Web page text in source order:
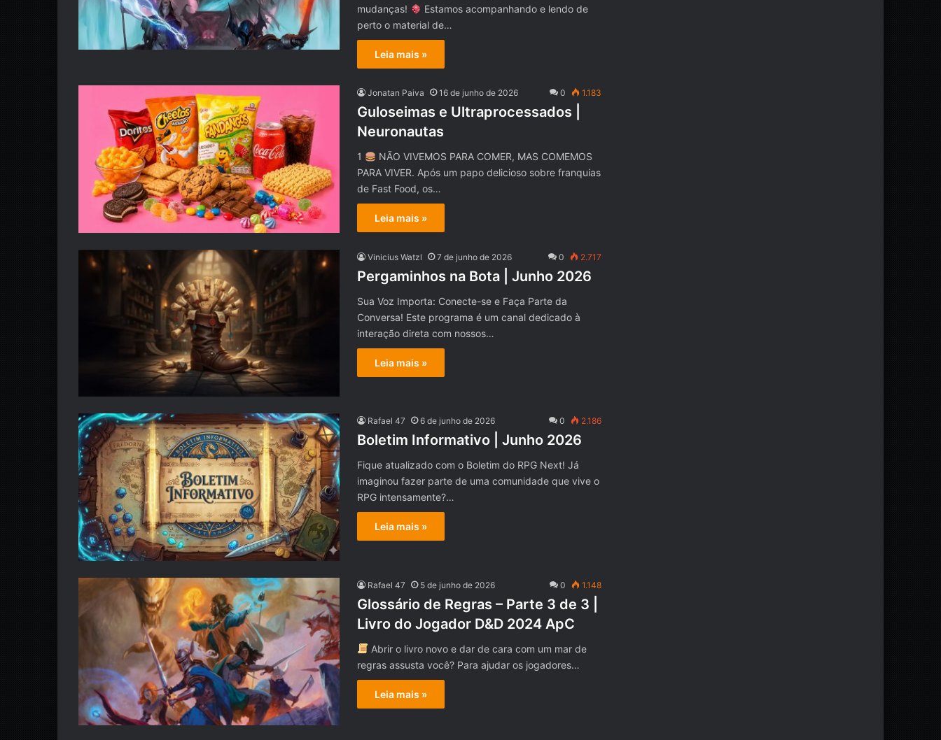
mudanças!
Estamos acompanhando e lendo de
perto o material de…
Leia mais »
Jonatan Paiva 16 de junho de 2026 0 1.183
Guloseimas e Ultraprocessados |
Neuronautas
1
NÃO VIVEMOS PARA COMER, MAS COMEMOS
PARA VIVER. Após um papo delicioso sobre franquias
de Fast Food, os…
Leia mais »
Vinicius Watzl 7 de junho de 2026 0 2.717
Pergaminhos na Bota | Junho 2026
Sua Voz Importa: Conecte-se e Faça Parte da
Conversa! Este programa é um canal dedicado à
interação direta com nossos…
Leia mais »
Rafael 47 6 de junho de 2026 0 2.186
Boletim Informativo | Junho 2026
Fique atualizado com o Boletim do RPG Next! Já
imaginou fazer parte de uma comunidade que vive o
RPG intensamente?…
Leia mais »
Rafael 47 5 de junho de 2026 0 1.148
Glossário de Regras – Parte 3 de 3 |
Livro do Jogador D&D 2024 ApC
Abrir o livro novo e dar de cara com um mar de
regras assusta você? Para ajudar os jogadores…
Leia mais »